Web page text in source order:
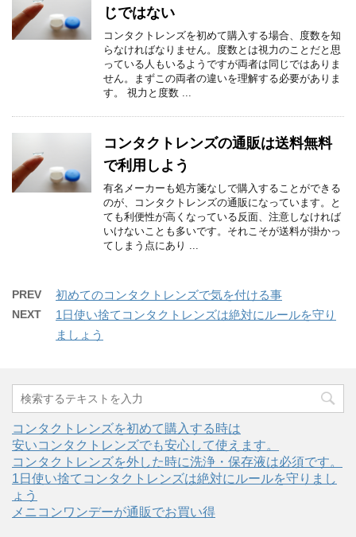
じではない
コンタクトレンズを初めて購入する場合、度数を知
らなければなりません。度数とは視力のことだと思
っている人もいるようですが両者は同じではありま
せん。まずこの両者の違いを理解する必要がありま
す。 視力と度数 ...
コンタクトレンズの通販は送料無料
で利用しよう
有名メーカーも処方箋なしで購入することができる
のが、コンタクトレンズの通販になっています。と
ても利便性が高くなっている反面、注意しなければ
いけないことも多いです。それこそが送料が掛かっ
てしまう点にあり ...
PREV 初めてのコンタクトレンズで気を付ける事
NEXT
1日使い捨てコンタクトレンズは絶対にルールを守り
ましょう
コンタクトレンズを初めて購入する時は
安いコンタクトレンズでも安心して使えます。
コンタクトレンズを外した時に洗浄・保存液は必須です。
1日使い捨てコンタクトレンズは絶対にルールを守りまし
ょう
メニコンワンデーが通販でお買い得